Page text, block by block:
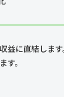
益に直結しま
。